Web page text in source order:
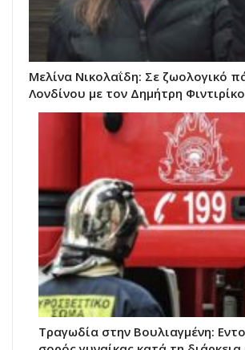
Μελίνα Νικολαΐδη: Σε ζωολογικό
Λονδίνου με τον Δημήτρη Φιντιρίκο
Τραγωδία στην Βουλιαγμένη: